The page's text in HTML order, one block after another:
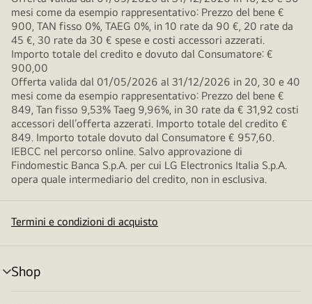
mesi come da esempio rappresentativo: Prezzo del bene €
900, TAN fisso 0%, TAEG 0%, in 10 rate da 90 €, 20 rate da
45 €, 30 rate da 30 € spese e costi accessori azzerati.
Importo totale del credito e dovuto dal Consumatore: €
900,00
Offerta valida dal 01/05/2026 al 31/12/2026 in 20, 30 e 40
mesi come da esempio rappresentativo: Prezzo del bene €
849, Tan fisso 9,53% Taeg 9,96%, in 30 rate da € 31,92 costi
accessori dell’offerta azzerati. Importo totale del credito €
849. Importo totale dovuto dal Consumatore € 957,60.
IEBCC nel percorso online. Salvo approvazione di
Findomestic Banca S.p.A. per cui LG Electronics Italia S.p.A.
opera quale intermediario del credito, non in esclusiva.
Termini e condizioni di acquisto
Shop
Attivazione
menu